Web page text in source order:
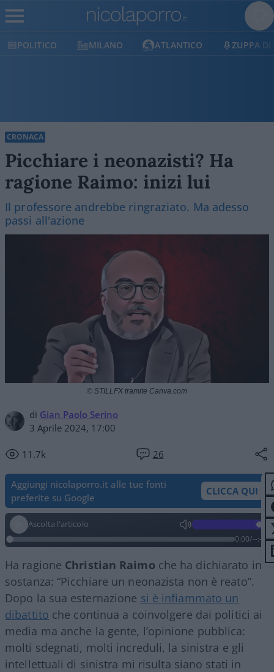
MILANO ATLANTICO ZUPPA DI PORRO
CRONACA
Picchiare i neonazisti? Ha
ragione Raimo: inizi lui
Il professore andrebbe ringraziato. Ma adesso
passi all'azione
di Gian Paolo Serino
3 Aprile 2024, 17:00
11.7k 26
© STILLFX tramite Canva.com
Aggiungi nicolaporro.it alle tue fonti
preferite su Google
CLICCA QUI
Ascolta l'articolo
0:00/--:--
Ha ragione Christian Raimo che ha dichiarato in
sostanza: “Picchiare un neonazista non è reato”.
Dopo la sua esternazione si è infiammato un
dibattito che continua a coinvolgere dai politici ai
media ma anche la gente, l’opinione pubblica:
molti sdegnati, molti increduli, la sinistra e gli
intellettuali di sinistra mi risulta siano stati in